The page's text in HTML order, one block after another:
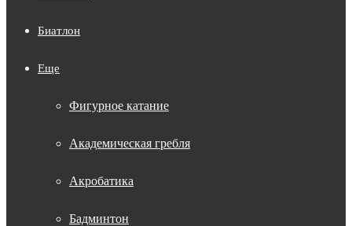
Биатлон
Еще
Фигурное катание
Академическая гребля
Акробатика
Бадминтон